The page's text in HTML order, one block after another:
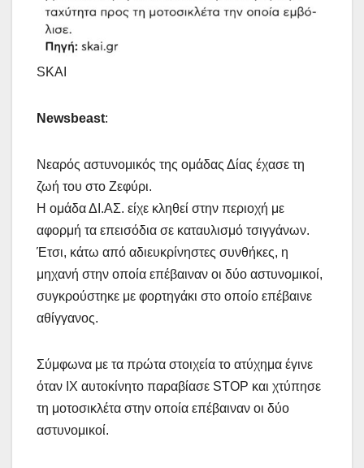
SKAI
Newsbeast:
Νεαρός αστυνομικός της ομάδας Δίας έχασε τη
ζωή του στο Ζεφύρι.
Η ομάδα ΔΙ.ΑΣ. είχε κληθεί στην περιοχή με
αφορμή τα επεισόδια σε καταυλισμό τσιγγάνων.
Έτσι, κάτω από αδιευκρίνηστες συνθήκες, η
μηχανή στην οποία επέβαιναν οι δύο αστυνομικοί,
συγκρούστηκε με φορτηγάκι στο οποίο επέβαινε
αθίγγανος.
Σύμφωνα με τα πρώτα στοιχεία το ατύχημα έγινε
όταν ΙΧ αυτοκίνητο παραβίασε STOP και χτύπησε
τη μοτοσικλέτα στην οποία επέβαιναν οι δύο
αστυνομικοί.